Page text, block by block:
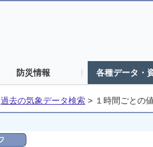
防災情報 各種データ・
過去の気象データ検索 > １時間ごとの